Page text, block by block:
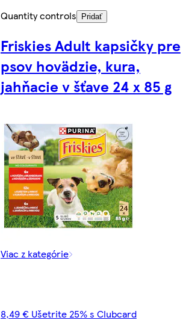
Quantity controls
Pridať
Friskies Adult kapsičky pre
psov hovädzie, kura,
jahňacie v šťave 24 x 85 g
Viac z kategórie
8,49 € Ušetrite 25% s Clubcard